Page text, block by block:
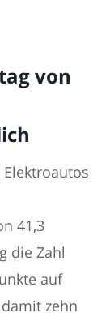
von
41,3
die Zahl
auf
zehn